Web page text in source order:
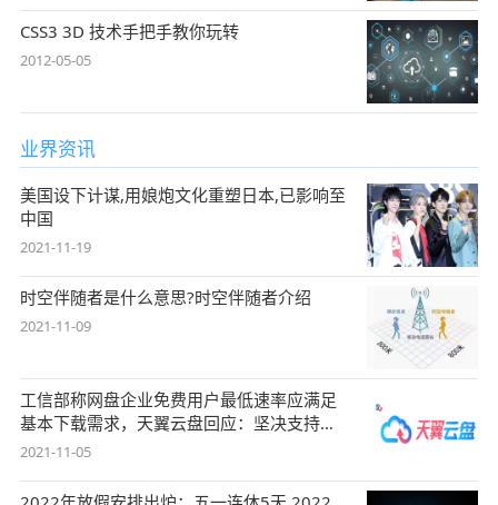
CSS3 3D 技术手把手教你玩转
2012-05-05
业界资讯
美国设下计谋,用娘炮文化重塑日本,已影响至
中国
2021-11-19
时空伴随者是什么意思?时空伴随者介绍
2021-11-09
工信部称网盘企业免费用户最低速率应满足
基本下载需求，天翼云盘回应：坚决支持，
始终
2021-11-05